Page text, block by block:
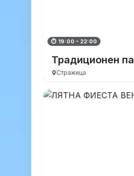
⏱ 19:00 – 22:00
Традиционен
Стражица